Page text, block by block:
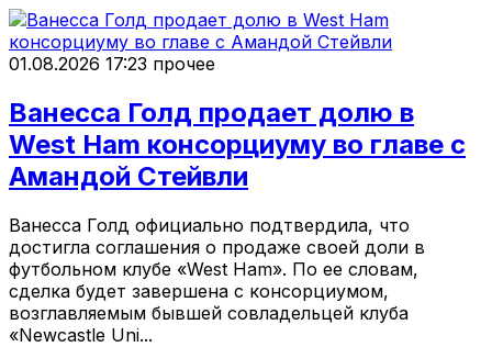
01.08.2026 17:23 прочее
Ванесса Голд продает долю в
West Ham консорциуму во главе с
Амандой Стейвли
Ванесса Голд официально подтвердила, что
достигла соглашения о продаже своей доли в
футбольном клубе «West Ham». По ее словам,
сделка будет завершена с консорциумом,
возглавляемым бывшей совладельцей клуба
«Newcastle Uni...